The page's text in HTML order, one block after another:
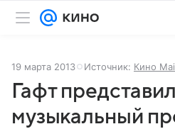
19 марта 2013 Источник: Кино
Гафт
музыкальный